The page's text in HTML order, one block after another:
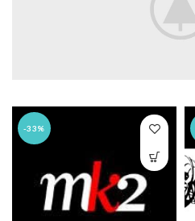
-33%